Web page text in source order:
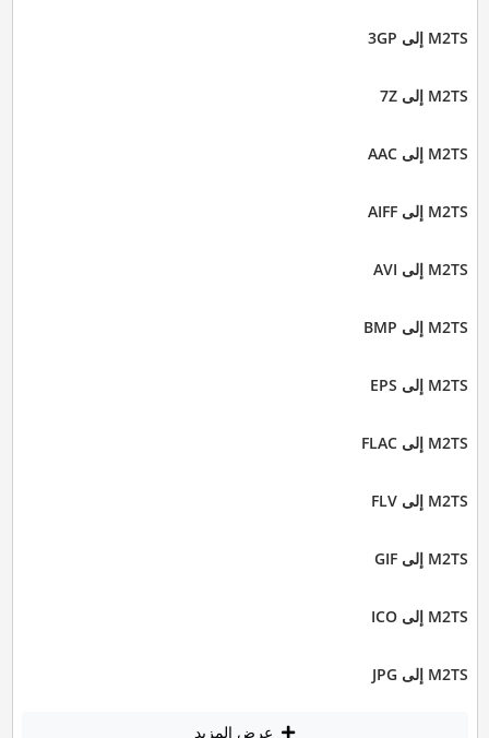
M2TS إلى 3GP
M2TS إلى 7Z
M2TS إلى AAC
M2TS إلى AIFF
M2TS إلى AVI
M2TS إلى BMP
M2TS إلى EPS
M2TS إلى FLAC
M2TS إلى FLV
M2TS إلى GIF
M2TS إلى ICO
M2TS إلى JPG
عرض المزيد